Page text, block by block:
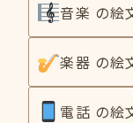
音楽 の絵
楽器 の絵
電話 の絵